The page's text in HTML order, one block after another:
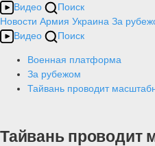
Видео
Поиск
Новости Армия Украина За
Видео
Поиск
Военная платформа
За рубежом
Тайвань проводит
Тайвань проводит